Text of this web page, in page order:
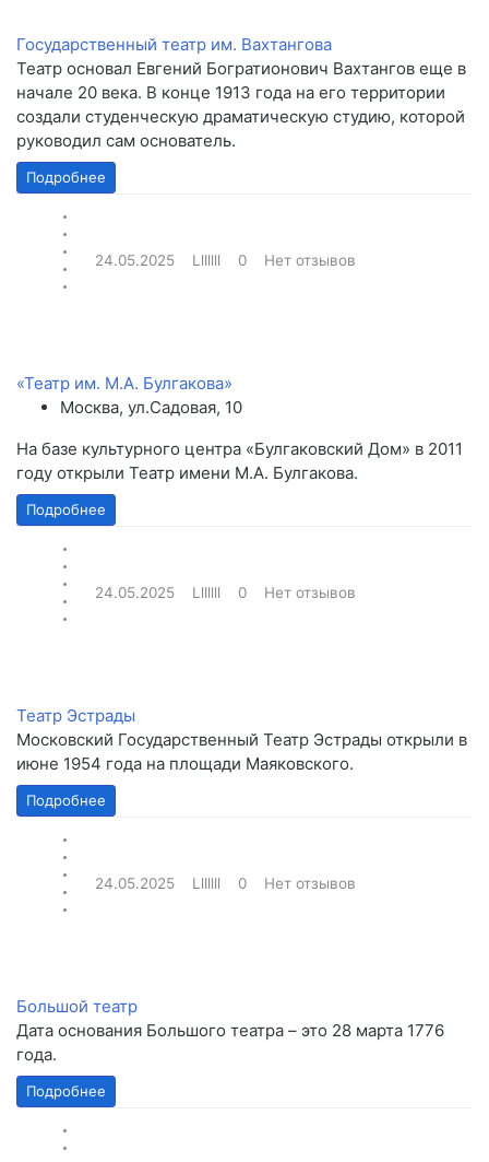
Государственный театр им. Вахтангова
Театр основал Евгений Богратионович Вахтангов еще в
начале 20 века. В конце 1913 года на его территории
создали студенческую драматическую студию, которой
руководил сам основатель.
Подробнее
24.05.2025 Lllllll 0 Нет отзывов
«Театр им. М.А. Булгакова»
Москва, ул.Садовая, 10
На базе культурного центра «Булгаковский Дом» в 2011
году открыли Театр имени М.А. Булгакова.
Подробнее
24.05.2025 Lllllll 0 Нет отзывов
Театр Эстрады
Московский Государственный Театр Эстрады открыли в
июне 1954 года на площади Маяковского.
Подробнее
24.05.2025 Lllllll 0 Нет отзывов
Большой театр
Дата основания Большого театра – это 28 марта 1776
года.
Подробнее